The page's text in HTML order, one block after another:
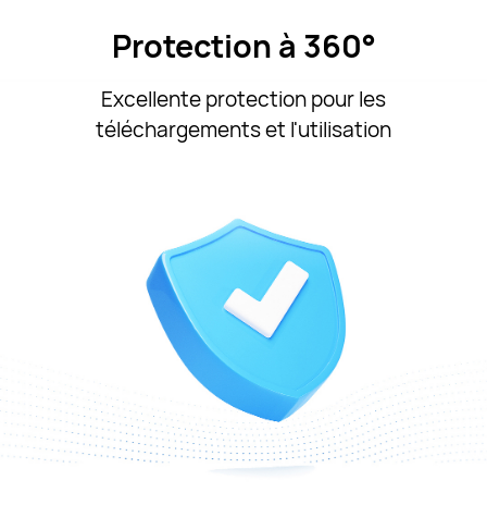
Protection à 360°
Excellente protection pour les
téléchargementset l'utilisation